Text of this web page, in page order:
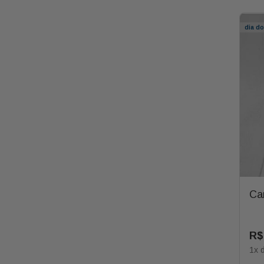
dia
R$
1x